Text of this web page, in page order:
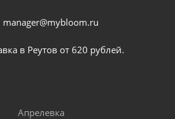
manager@mybloom.ru
в Реутов от 620 рублей.
Апрелевка